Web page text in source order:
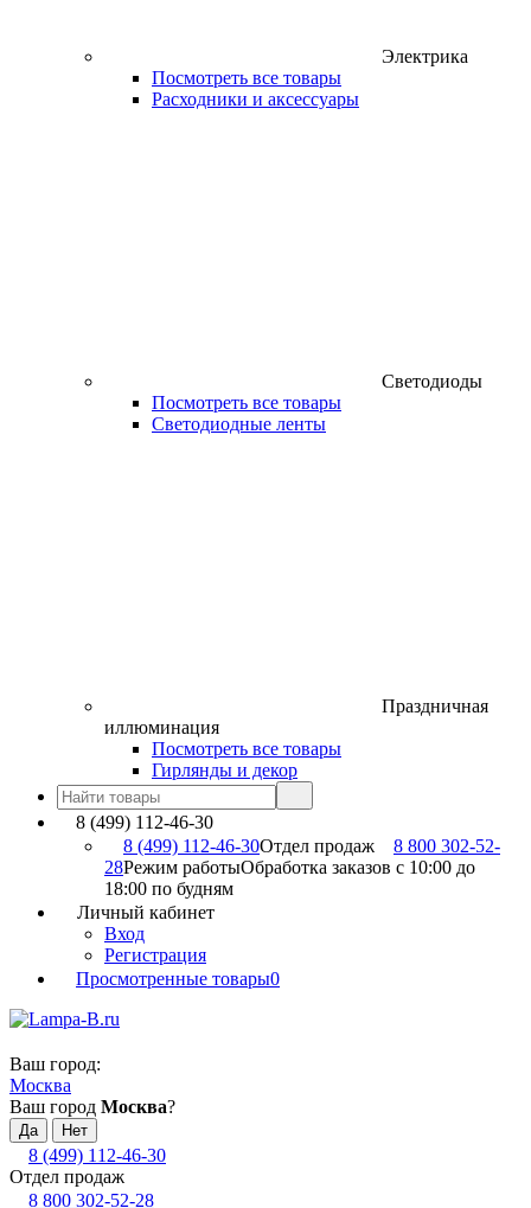
Электрика
Посмотреть все товары
Расходники и аксессуары
Светодиоды
Посмотреть все товары
Светодиодные ленты
Праздничная
иллюминация
Посмотреть все товары
Гирлянды и декор
8 (499) 112-46-30
8 (499) 112-46-30Отдел продаж
8 800 302-52-
28Режим работыОбработка заказов с 10:00 до
18:00 по будням
Личный кабинет
Вход
Регистрация
Просмотренные товары0
Ваш город:
Москва
Ваш город Москва?
8 (499) 112-46-30
Отдел продаж
8 800 302-52-28